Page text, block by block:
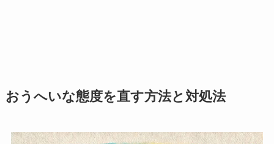
おうへいな態度を直す方法と対処法